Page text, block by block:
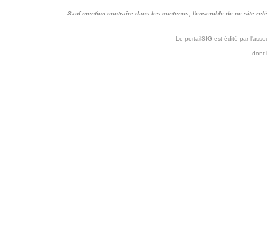
Sauf mention contraire dans les contenus, l'ensemble de ce site
Le portailSIG est édité par
dont